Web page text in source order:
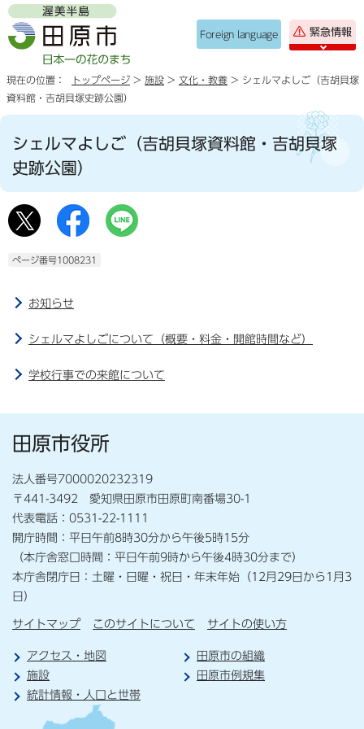
Foreign language 緊急情報
現在の位置： トップページ > 施設 > 文化・教養 > シェルマよしご（吉胡貝塚
資料館・吉胡貝塚史跡公園）
シェルマよしご（吉胡貝塚資料館・吉胡貝塚
史跡公園）
ページ番号1008231
お知らせ
シェルマよしごについて（概要・料金・開館時間など）
学校行事での来館について
田原市役所
法人番号7000020232319
〒441-3492 愛知県田原市田原町南番場30-1
代表電話：0531-22-1111
開庁時間：平日午前8時30分から午後5時15分
（本庁舎窓口時間：平日午前9時から午後4時30分まで）
本庁舎閉庁日：土曜・日曜・祝日・年末年始（12月29日から1月3
日）
サイトマップ このサイトについて サイトの使い方
アクセス・地図
田原市の組織
施設
田原市例規集
統計情報・人口と世帯